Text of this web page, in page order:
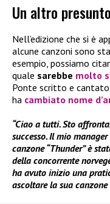
Un altro
Nell’edizione che si è
alcune canzoni sono
esempio, possiamo
quale sarebbe molto
Ponte scritto e cantato
ha cambiato nome
“Ciao a tutti. Sto
successo. Il mio
canzone “Thunder” è
della concorrente
ha avuto inizio una
ascoltare la sua canzone